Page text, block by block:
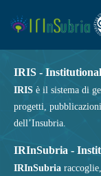
IRIS -
IRIS è il sistema di
progetti,
dell’Insubria.
IRInSubria -
IRInSubria